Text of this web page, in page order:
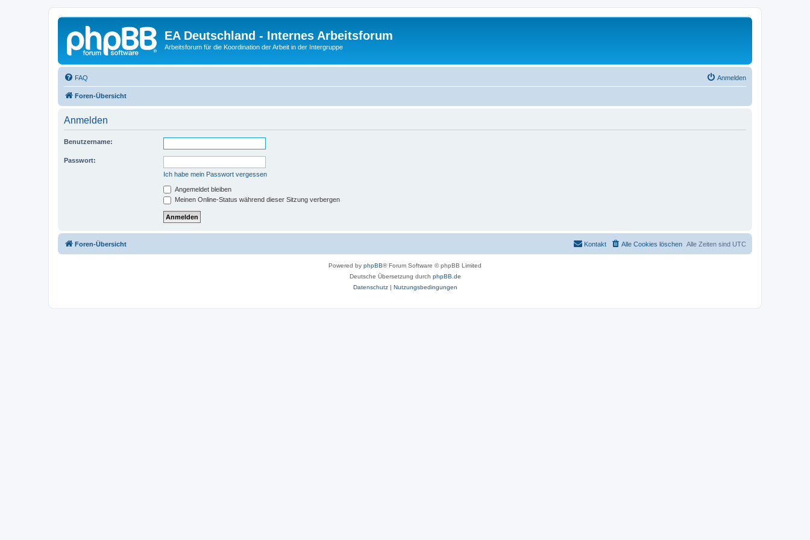
EA Deutschland - Internes Arbeitsforum
Arbeitsforum für die Koordination der Arbeit in der Intergruppe
FAQ Anmelden
Foren-Übersicht
Anmelden
Benutzername:
Passwort:
Ich habe mein Passwort vergessen
Angemeldet bleiben
Meinen Online-Status während dieser Sitzung verbergen
Foren-Übersicht Alle Zeiten sind UTC
Alle Cookies löschen
Kontakt
Powered by phpBB® Forum Software © phpBB Limited
Deutsche Übersetzung durch phpBB.de
Datenschutz| Nutzungsbedingungen